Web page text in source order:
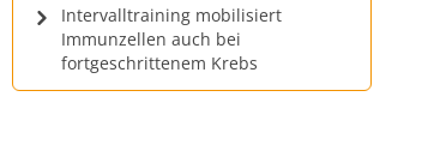
Intervalltraining mobilisiert
Immunzellen auch bei
fortgeschrittenem Krebs